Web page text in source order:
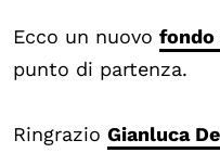
Ecco un nuovo fondo
punto di partenza.
Ringrazio Gianluca